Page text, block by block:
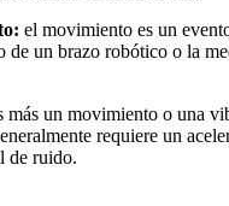
el movimiento es un
de un brazo robótico o la
más un movimiento o una
requiere un
de ruido.